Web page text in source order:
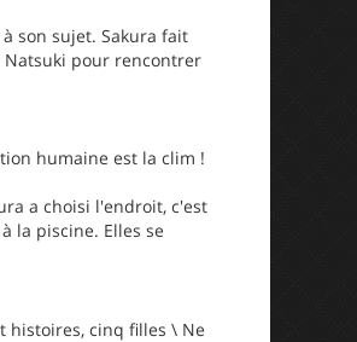
son sujet. Sakura fait
Natsuki pour rencontrer
humaine est la clim !
a choisi l'endroit, c'est
la piscine. Elles se
histoires, cinq filles \ Ne